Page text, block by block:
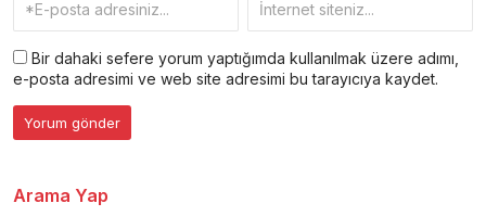
Bir dahaki sefere yorum yaptığımda kullanılmak üzere adımı,
e-posta adresimi ve web site adresimi bu tarayıcıya kaydet.
Arama Yap